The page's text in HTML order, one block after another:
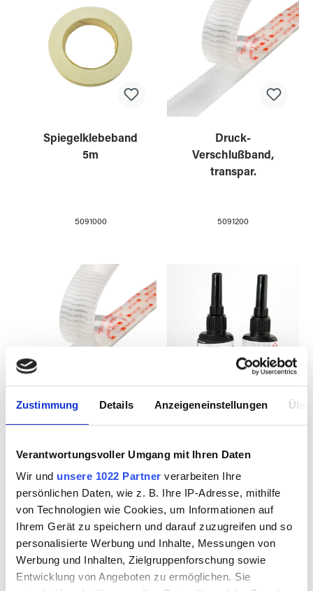
Zustimmung Details Anzeigeneinstellungen
Verantwortungsvoller Umgang mit Ihren Daten
Wir und unsere 1022 Partner verarbeiten Ihre
persönlichen Daten, wie z. B. Ihre IP-Adresse, mithilfe
von Technologien wie Cookies, um Informationen auf
Ihrem Gerät zu speichern und darauf zuzugreifen und so
personalisierte Werbung und Inhalte, Messungen von
Werbung und Inhalten, Zielgruppenforschung sowie
Entwicklung von Angeboten zu ermöglichen. Sie
Spiegelklebeband
5m
5091000
Druck-
Verschlußband,
transpar.
5091200
transp.